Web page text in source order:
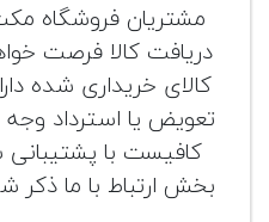
دریافت کالا فرصت
کالای خریداری شده
تعویض یا استرداد وجه
کافیست با
بخش ارتباط با ما